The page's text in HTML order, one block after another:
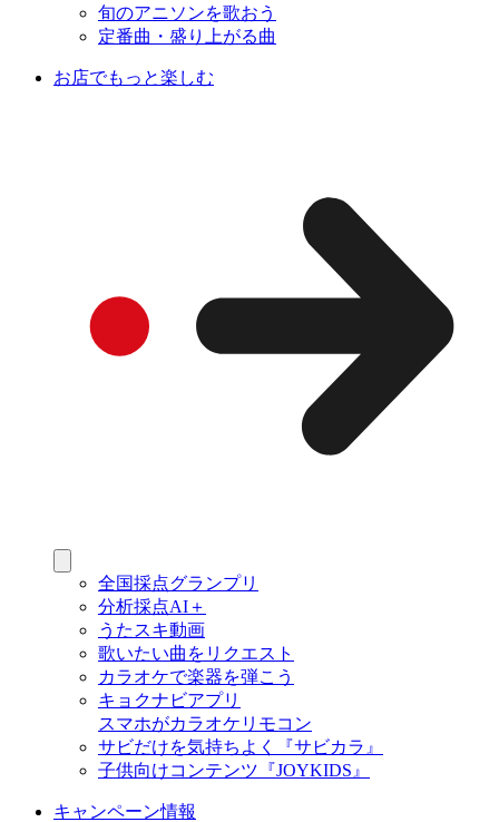
旬のアニソンを歌おう
定番曲・盛り上がる曲
お店でもっと楽しむ
全国採点グランプリ
分析採点AI＋
うたスキ動画
歌いたい曲をリクエスト
カラオケで楽器を弾こう
キョクナビアプリ
スマホがカラオケリモコン
サビだけを気持ちよく『サビカラ』
子供向けコンテンツ『JOYKIDS』
キャンペーン情報